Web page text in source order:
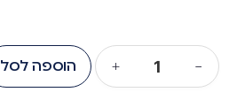
−
+ הוספה לסל